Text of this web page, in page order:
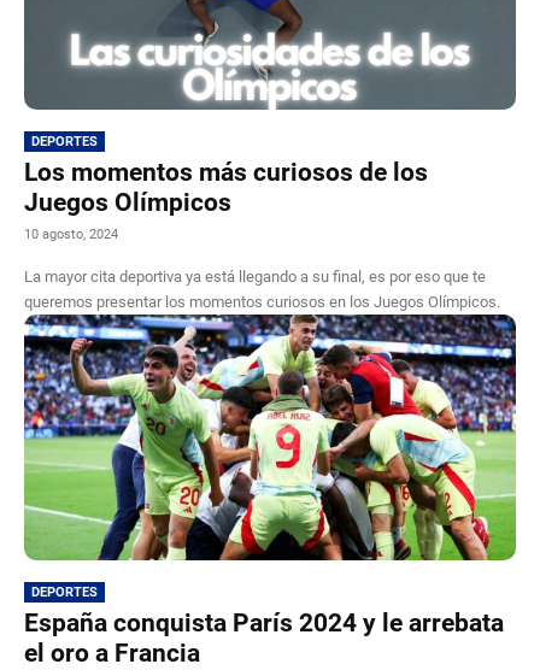
DEPORTES
Los momentos más curiosos de los
Juegos Olímpicos
10 agosto, 2024
La mayor cita deportiva ya está llegando a su final, es por eso que te
queremos presentar los momentos curiosos en los Juegos Olímpicos.
DEPORTES
España conquista París 2024 y le arrebata
el oro a Francia